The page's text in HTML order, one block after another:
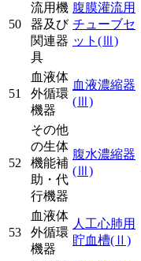
50
流用機
器及び
関連器
具
腹膜灌流用
チューブセ
ット (Ⅲ)
51
血液体
外循環
機器
血液濃縮器
(Ⅲ)
52
その他
の生体
機能補
助・代
行機器
腹水濃縮器
(Ⅲ)
53
血液体
外循環
機器
人工心肺用
貯血槽(Ⅱ)